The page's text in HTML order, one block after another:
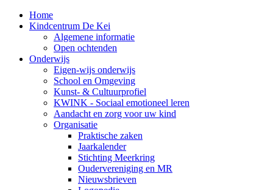
Home
Kindcentrum De Kei
Algemene informatie
Open ochtenden
Onderwijs
Eigen-wijs onderwijs
School en Omgeving
Kunst- & Cultuurprofiel
KWINK - Sociaal emotioneel leren
Aandacht en zorg voor uw kind
Organisatie
Praktische zaken
Jaarkalender
Stichting Meerkring
Oudervereniging en MR
Nieuwsbrieven